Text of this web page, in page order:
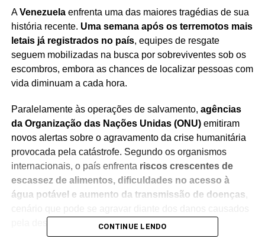
AVenezuelaenfrenta uma das maiores tragédias de sua
história recente. Uma semana após os terremotos mais
letais já registrados no país, equipes de resgate
seguem mobilizadas na busca por sobreviventes sob os
escombros, embora as chances de localizar pessoas com
vida diminuam a cada hora.
Paralelamente às operações de salvamento, agências
da Organização das Nações Unidas (ONU)emitiram
novos alertas sobre o agravamento da crise humanitária
provocada pela catástrofe. Segundo os organismos
internacionais, o país enfrenta riscos crescentes de
escassez de alimentos, dificuldades no acesso à
água potável e aumento da transmissão de doenças,
pela destruição de infraestrutura essencial.
CONTINUE LENDO